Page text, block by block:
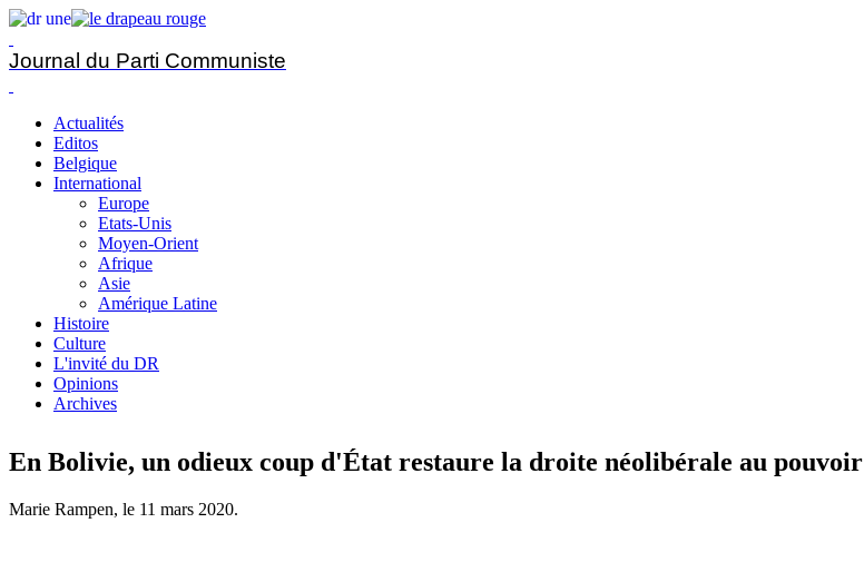
Journal du Parti Communiste
Actualités
Editos
Belgique
International
Europe
Etats-Unis
Moyen-Orient
Afrique
Asie
Amérique Latine
Histoire
Culture
L'invité du DR
Opinions
Archives
En Bolivie, un odieux coup d'État restaure la droite néolibérale au pouvoir
Marie Rampen, le 11 mars 2020.